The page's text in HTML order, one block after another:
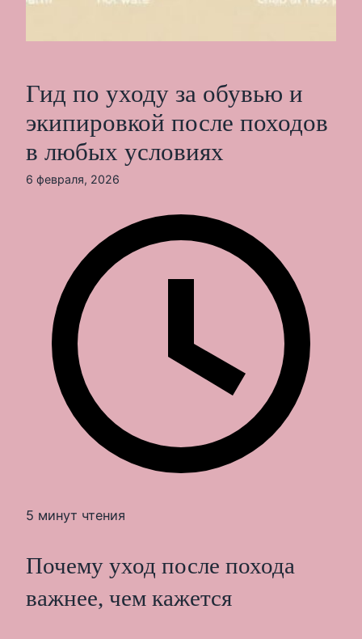
Гид по уходу за обувью и
экипировкой после походов
в любых условиях
6 февраля, 2026
5 минут чтения
Почему уход после похода
важнее, чем кажется